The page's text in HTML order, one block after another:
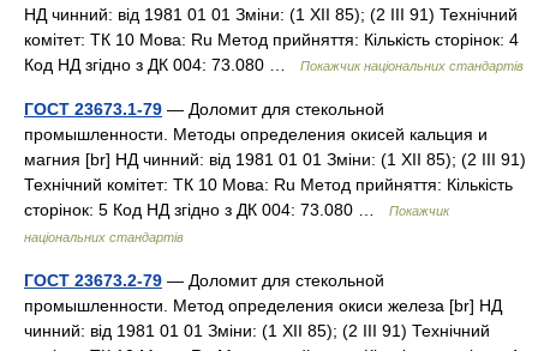
НД чинний: від 1981 01 01 Зміни: (1 XII 85); (2 III 91) Технічний
комітет: ТК 10 Мова: Ru Метод прийняття: Кількість сторінок: 4
Код НД згідно з ДК 004: 73.080 …
Покажчик національних стандартів
ГОСТ 23673.1-79 — Доломит для стекольной
промышленности. Методы определения окисей кальция и
магния [br] НД чинний: від 1981 01 01 Зміни: (1 XII 85); (2 III 91)
Технічний комітет: ТК 10 Мова: Ru Метод прийняття: Кількість
сторінок: 5 Код НД згідно з ДК 004: 73.080 …
Покажчик
національних стандартів
ГОСТ 23673.2-79 — Доломит для стекольной
промышленности. Метод определения окиси железа [br] НД
чинний: від 1981 01 01 Зміни: (1 XII 85); (2 III 91) Технічний